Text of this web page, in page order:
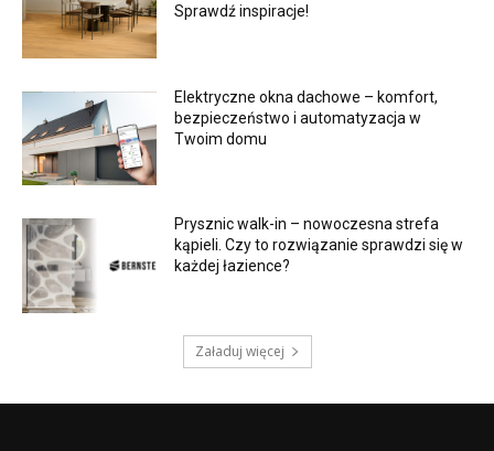
Sprawdź inspiracje!
Elektryczne okna dachowe – komfort,
bezpieczeństwo i automatyzacja w
Twoim domu
Prysznic walk-in – nowoczesna strefa
kąpieli. Czy to rozwiązanie sprawdzi się w
każdej łazience?
Załaduj więcej